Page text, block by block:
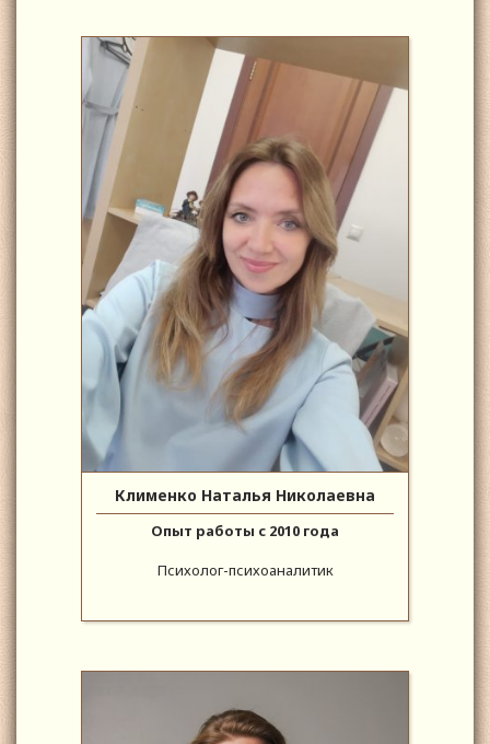
Клименко Наталья Николаевна
Опыт работы с 2010 года
Психолог-психоаналитик